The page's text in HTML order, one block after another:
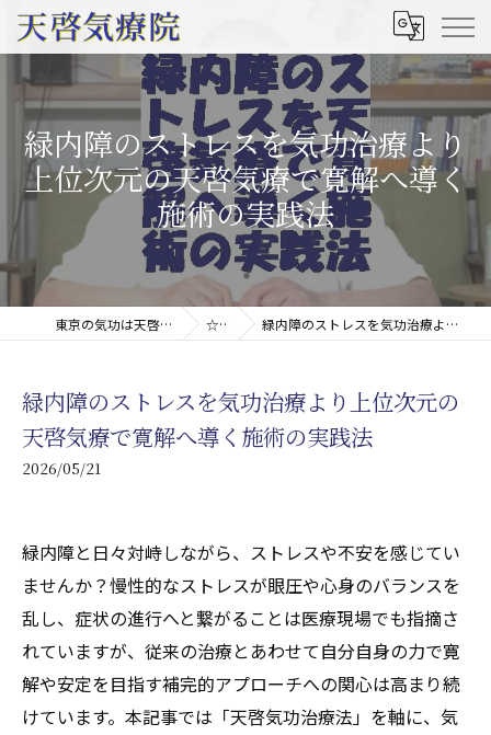
緑内障のストレスを気功治療より
上位次元の天啓気療で寛解へ導く
施術の実践法
東京の気功は天啓気療院(天啓気功療法治療院) ☆コラム 緑内障のストレスを気功治療より上位次元の天啓気療で寛解へ導く施術の実践法
緑内障のストレスを気功治療より上位次元の
天啓気療で寛解へ導く施術の実践法
2026/05/21
緑内障と日々対峙しながら、ストレスや不安を感じてい
ませんか？慢性的なストレスが眼圧や心身のバランスを
乱し、症状の進行へと繋がることは医療現場でも指摘さ
れていますが、従来の治療とあわせて自分自身の力で寛
解や安定を目指す補完的アプローチへの関心は高まり続
けています。本記事では「天啓気功治療法」を軸に、気